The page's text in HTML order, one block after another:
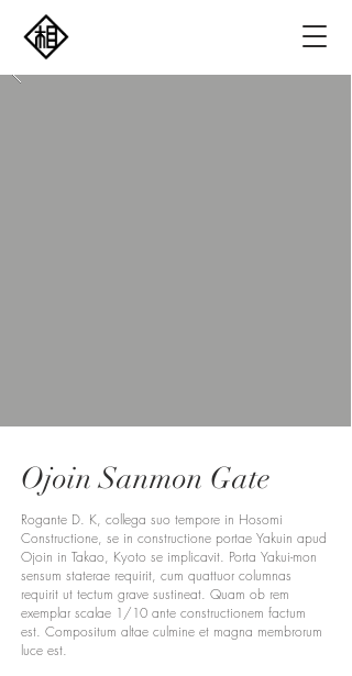
Ojoin Sanmon Gate
Rogante D. K, collega suo tempore in Hosomi
Constructione, se in constructione portae Yakuin apud
Ojoin in Takao, Kyoto se implicavit. Porta Yakui-mon
sensum staterae requirit, cum quattuor columnas
requirit ut tectum grave sustineat. Quam ob rem
exemplar scalae 1/10 ante constructionem factum
est. Compositum altae culmine et magna membrorum
luce est.